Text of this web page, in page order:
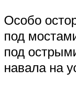
Особо
под
под
навала на